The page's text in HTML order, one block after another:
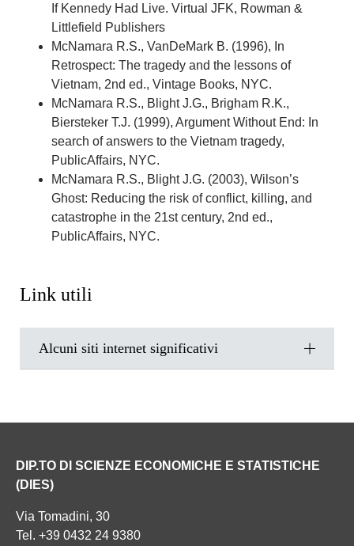
If Kennedy Had Live. Virtual JFK, Rowman &
Littlefield Publishers
McNamara R.S., VanDeMark B. (1996), In
Retrospect: The tragedy and the lessons of
Vietnam, 2nd ed., Vintage Books, NYC.
McNamara R.S., Blight J.G., Brigham R.K.,
Biersteker T.J. (1999), Argument Without End: In
search of answers to the Vietnam tragedy,
PublicAffairs, NYC.
McNamara R.S., Blight J.G. (2003), Wilson’s
Ghost: Reducing the risk of conflict, killing, and
catastrophe in the 21st century, 2nd ed.,
PublicAffairs, NYC.
Link utili
Alcuni siti internet significativi
DIP.TO DI SCIENZE ECONOMICHE E STATISTICHE
(DIES)
Via Tomadini, 30
Tel. +39 0432 24 9380